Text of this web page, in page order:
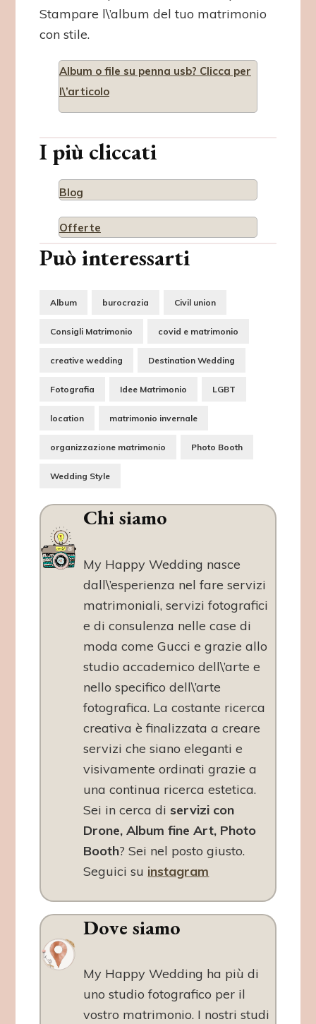
Stampare l\’album del tuo matrimonio
con stile.
Album o file su penna usb? Clicca per
l\’articolo
I più cliccati
Blog
Offerte
Può interessarti
Album burocrazia Civil union
Consigli Matrimonio covid e matrimonio
creative wedding Destination Wedding
Fotografia Idee Matrimonio LGBT
location matrimonio invernale
organizzazione matrimonio Photo Booth
Wedding Style
Chi siamo
My Happy Wedding nasce
dall\’esperienza nel fare servizi
matrimoniali, servizi fotografici
e di consulenza nelle case di
moda come Gucci e grazie allo
studio accademico dell\’arte e
nello specifico dell\’arte
fotografica. La costante ricerca
creativa è finalizzata a creare
servizi che siano eleganti e
visivamente ordinati grazie a
una continua ricerca estetica.
Sei in cerca diservizi con
Drone, Album fine Art, Photo
Booth? Sei nel posto giusto.
Seguici su instagram
Dove siamo
My Happy Wedding ha più di
uno studio fotografico per il
vostro matrimonio. I nostri studi